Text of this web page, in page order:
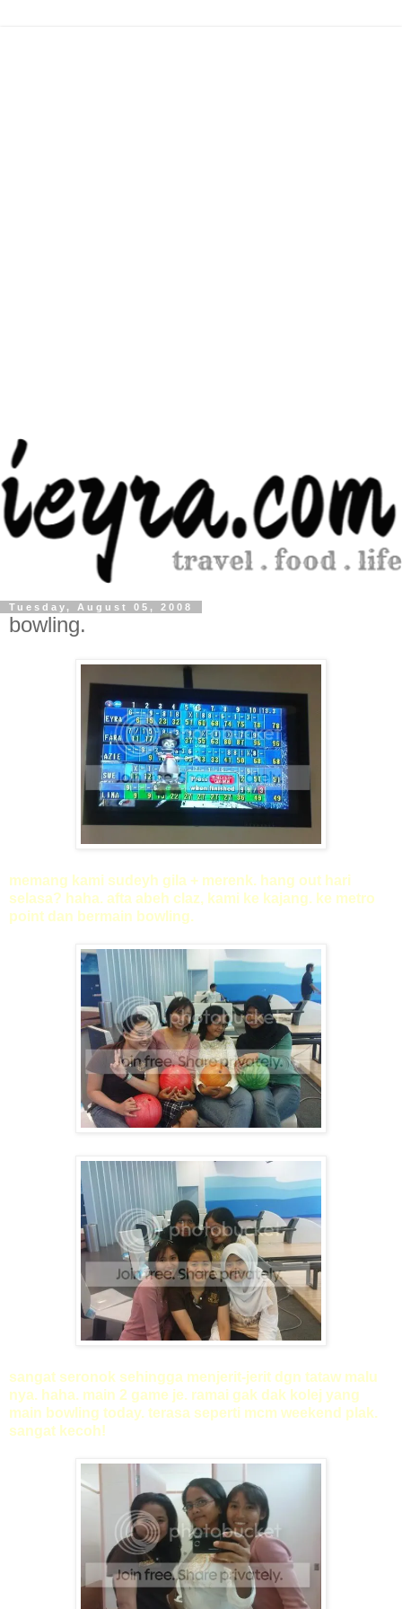
Tuesday, August 05, 2008
bowling.
memang kami sudeyh gila + merenk. hang out hari
selasa? haha. afta abeh claz, kami ke kajang. ke metro
point dan bermain bowling.
sangat seronok sehingga menjerit-jerit dgn tataw malu
nya. haha. main 2 game je. ramai gak dak kolej yang
main bowling today. terasa seperti mcm weekend plak.
sangat kecoh!